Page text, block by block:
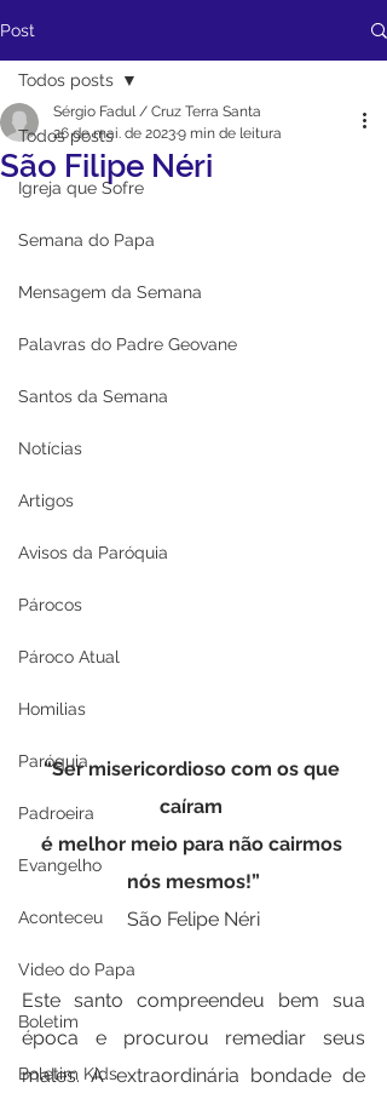
Post
Todos posts
Igreja que Sofre
Semana do Papa
Mensagem da Semana
Palavras do Padre Geovane
Santos da Semana
Notícias
Artigos
Avisos da Paróquia
Párocos
Pároco Atual
Homilias
Paróquia
Padroeira
Evangelho
Aconteceu
Video do Papa
Boletim
Boletim Kids
Todos posts
São Filipe Néri
Sérgio Fadul / Cruz Terra Santa
26 de mai. de 20239 min de leitura
“Ser misericordioso com os que
caíram
é melhor meio para não cairmos
nós mesmos!”
São Felipe Néri
Este santo compreendeu bem sua
época e procurou remediar seus
males. A extraordinária bondade de